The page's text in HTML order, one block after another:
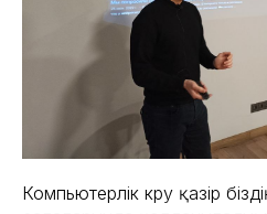
Компьютерлік көру қазір